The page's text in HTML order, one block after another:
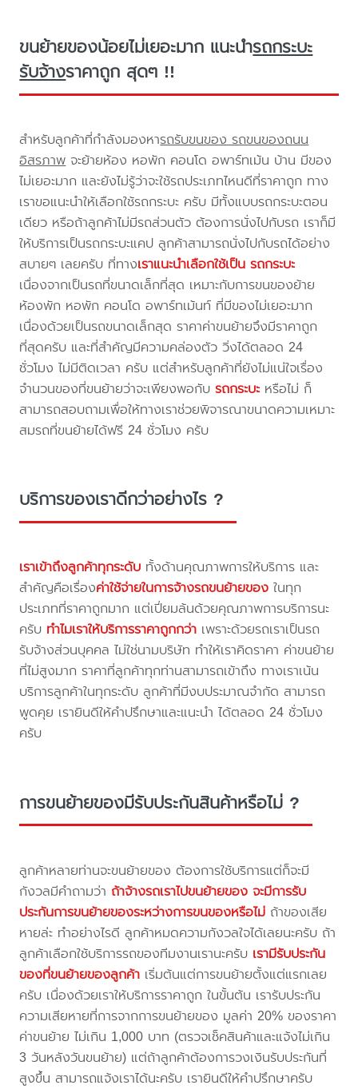
ขนย้ายของน้อยไม่เยอะมาก แนะนำรถกระบะ
รับจ้างราคาถูก สุดๆ !!
สำหรับลูกค้าที่กำลังมองหารถรับขนของ รถขนของถนน
อิสรภาพ จะย้ายห้อง หอพัก คอนโด อพาร์ทเม้น บ้าน มีของ
ไม่เยอะมาก และยังไม่รู้ว่าจะใช้รถประเภทไหนดีที่ราคาถูก ทาง
เราขอแนะนำให้เลือกใช้รถกระบะ ครับ มีทั้งแบบรถกระบะตอน
เดียว หรือถ้าลูกค้าไม่มีรถส่วนตัว ต้องการนั่งไปกับรถ เราก็มี
ให้บริการเป็นรถกระบะแคป ลูกค้าสามารถนั่งไปกับรถได้อย่าง
สบายๆ เลยครับ ที่ทางเราแนะนำเลือกใช้เป็น รถกระบะ
เนื่องจากเป็นรถที่ขนาดเล็กที่สุด เหมาะกับการขนของย้าย
ห้องพัก หอพัก คอนโด อพาร์ทเม้นท์ ที่มีของไม่เยอะมาก
เนื่องด้วยเป็นรถขนาดเล็กสุด ราคาค่าขนย้ายจึงมีราคาถูก
ที่สุดครับ และที่สำคัญมีความคล่องตัว วิ่งได้ตลอด 24
ชั่วโมง ไม่มีติดเวลา ครับ แต่สำหรับลูกค้าที่ยังไม่แน่ใจเรื่อง
จำนวนของที่ขนย้ายว่าจะเพียงพอกับรถกระบะ หรือไม่ ก็
สามารถสอบถามเพื่อให้ทางเราช่วยพิจารณาขนาดความเหมาะ
สมรถที่ขนย้ายได้ฟรี 24 ชั่วโมง ครับ
บริการของเราดีกว่าอย่างไร ?
เราเข้าถึงลูกค้าทุกระดับ ทั้งด้านคุณภาพการให้บริการ และ
สำคัญคือเรื่องค่าใช้จ่ายในการจ้างรถขนย้ายของ ในทุก
ประเภทที่ราคาถูกมาก แต่เปี่ยมล้นด้วยคุณภาพการบริการนะ
ครับ ทำไมเราให้บริการราคาถูกกว่า เพราะด้วยรถเราเป็นรถ
รับจ้างส่วนบุคคล ไม่ใช่นามบริษัท ทำให้เราคิดราคา ค่าขนย้าย
ที่ไม่สูงมาก ราคาที่ลูกค้าทุกท่านสามารถเข้าถึง ทางเราเน้น
บริการลูกค้าในทุกระดับ ลูกค้าที่มีงบประมาณจำกัด สามารถ
พูดคุย เรายินดีให้คำปรึกษาและแนะนำ ได้ตลอด 24 ชั่วโมง
ครับ
การขนย้ายของมีรับประกันสินค้าหรือไม่ ?
ลูกค้าหลายท่านจะขนย้ายของ ต้องการใช้บริการแต่ก็จะมี
กังวลมีคำถามว่า ถ้าจ้างรถเราไปขนย้ายของ จะมีการรับ
ประกันการขนย้ายของระหว่างการขนของหรือไม่ ถ้าของเสีย
หายล่ะ ทำอย่างไรดี ลูกค้าหมดความกังวลใจได้เลยนะครับ ถ้า
ลูกค้าเลือกใช้บริการรถของทีมงานเรานะครับ เรามีรับประกัน
ของที่ขนย้ายของลูกค้า เริ่มต้นแต่การขนย้ายตั้งแต่แรกเลย
ครับ เนื่องด้วยเราให้บริการราคาถูก ในขั้นต้น เรารับประกัน
ความเสียหายที่การจากการขนย้ายของ มูลค่า 20% ของราคา
ค่าขนย้าย ไม่เกิน 1,000 บาท (ตรวจเช็คสินค้าและแจ้งไม่เกิน
3 วันหลังวันขนย้าย) แต่ถ้าลูกค้าต้องการวงเงินรับประกันที่
สูงขึ้น สามารถแจ้งเราได้นะครับ เรายินดีให้คำปรึกษาครับ